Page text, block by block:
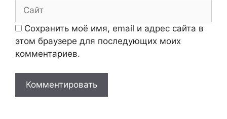
Сохранить моё имя, email и адрес сайта в
этом браузере для последующих моих
комментариев.